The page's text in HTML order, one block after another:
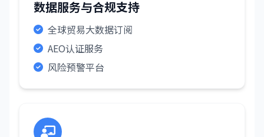
数据服务与合规支持
全球贸易大数据订阅
AEO认证服务
风险预警平台